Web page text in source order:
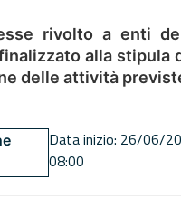
rivolto a enti
alla stipula
delle attività
Data inizio: 26/06/
08:00